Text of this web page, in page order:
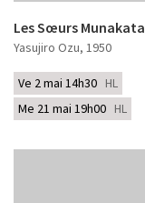
Les Sœurs Munakata
Yasujiro Ozu, 1950
Ve 2 mai 14h30 HL
Me 21 mai 19h00 HL